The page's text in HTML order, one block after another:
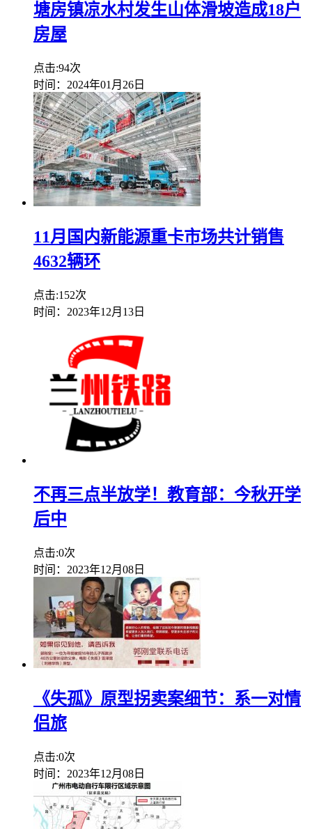
塘房镇凉水村发生山体滑坡造成18户
房屋
点击:94次
时间：2024年01月26日
11月国内新能源重卡市场共计销售
4632辆环
点击:152次
时间：2023年12月13日
不再三点半放学！教育部：今秋开学
后中
点击:0次
时间：2023年12月08日
《失孤》原型拐卖案细节：系一对情
侣旅
点击:0次
时间：2023年12月08日